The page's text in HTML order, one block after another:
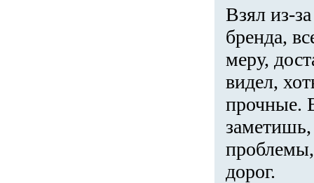
Взял из-
бренда,
меру,
видел,
прочные.
проблемы,
дорог.